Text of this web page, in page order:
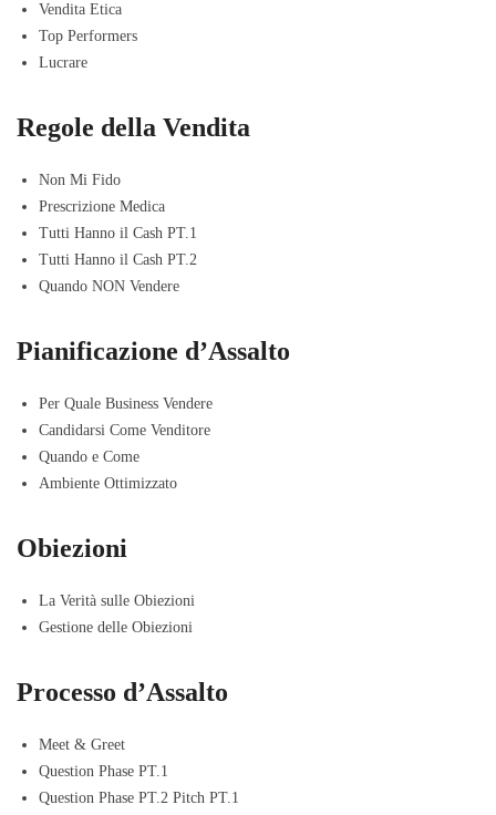
Vendita Etica
Top Performers
Lucrare
Regole della Vendita
Non Mi Fido
Prescrizione Medica
Tutti Hanno il Cash PT.1
Tutti Hanno il Cash PT.2
Quando NON Vendere
Pianificazione d’Assalto
Per Quale Business Vendere
Candidarsi Come Venditore
Quando e Come
Ambiente Ottimizzato
Obiezioni
La Verità sulle Obiezioni
Gestione delle Obiezioni
Processo d’Assalto
Meet & Greet
Question Phase PT.1
Question Phase PT.2 Pitch PT.1